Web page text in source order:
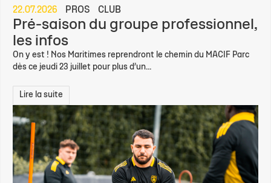
22.07.2026 PROS CLUB
Pré-saison du groupe professionnel,
les infos
On y est ! Nos Maritimes reprendront le chemin du MACIF Parc
dès ce jeudi 23 juillet pour plus d’un...
Lire la suite